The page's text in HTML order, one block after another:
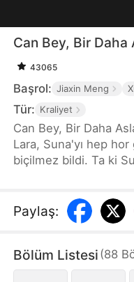
Can Bey, Bir Daha
43065
Başrol: Jiaxin Meng
Tür: Kraliyet
Can Bey, Bir Daha
Lara, Suna'yı hep
biçilmez bildi. Ta ki
terk edene dek. Bu
gittiğinde, Can
boşanmak yasak!
Paylaş:
Bölüm Listesi (88